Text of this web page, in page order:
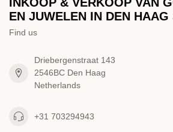
EN JUWELEN IN DEN HAAG
Find us
Driebergenstraat 143
2546BC Den Haag
Netherlands
+31 703294943